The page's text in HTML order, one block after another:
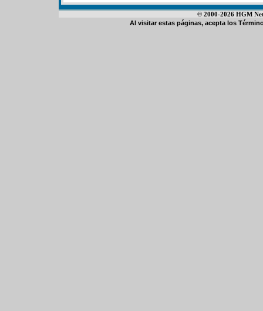
© 2000-2026 HGM
Al visitar estas páginas, acepta los